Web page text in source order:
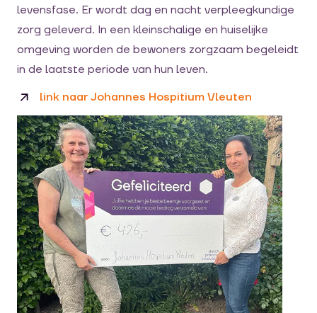
levensfase. Er wordt dag en nacht verpleegkundige
zorg geleverd. In een kleinschalige en huiselijke
omgeving worden de bewoners zorgzaam begeleidt
in de laatste periode van hun leven.
link naar Johannes Hospitium Vleuten